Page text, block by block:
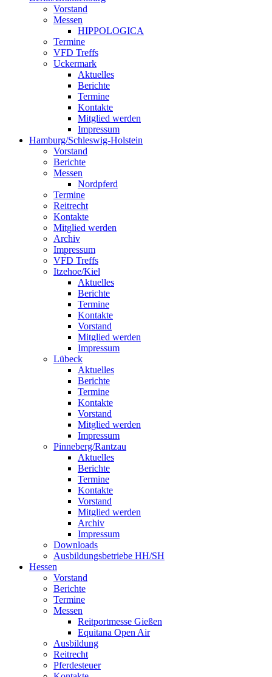
Vorstand
Messen
HIPPOLOGICA
Termine
VFD Treffs
Uckermark
Aktuelles
Berichte
Termine
Kontakte
Mitglied werden
Impressum
Hamburg/Schleswig-Holstein
Vorstand
Berichte
Messen
Nordpferd
Termine
Reitrecht
Kontakte
Mitglied werden
Archiv
Impressum
VFD Treffs
Itzehoe/Kiel
Aktuelles
Berichte
Termine
Kontakte
Vorstand
Mitglied werden
Impressum
Lübeck
Aktuelles
Berichte
Termine
Kontakte
Vorstand
Mitglied werden
Impressum
Pinneberg/Rantzau
Aktuelles
Berichte
Termine
Kontakte
Vorstand
Mitglied werden
Archiv
Impressum
Downloads
Ausbildungsbetriebe HH/SH
Hessen
Vorstand
Berichte
Termine
Messen
Reitportmesse Gießen
Equitana Open Air
Ausbildung
Reitrecht
Pferdesteuer